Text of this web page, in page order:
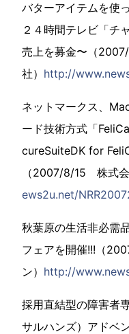
バターアイテムを使
２４時間テレビ「チ
売上を募金〜（
社） http://
ネットマークス、
ード技術方式「
cureSuiteDK for
（2007/8/15 株式会
ews2u.net/
秋葉原の生活非必需
フェアを開催!!!（
ン） http://
採用直結型の障害者
サルハンズ）アドベ